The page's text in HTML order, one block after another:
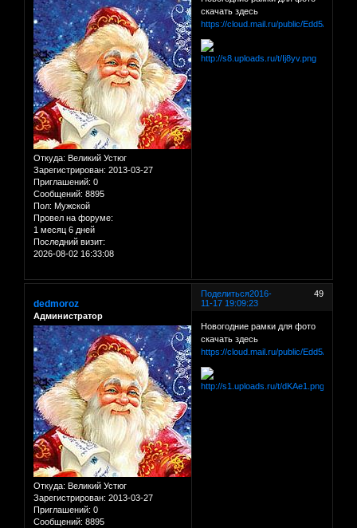
Откуда: Великий Устюг
Зарегистрирован: 2013-03-27
Приглашений: 0
Сообщений: 8895
Пол: Мужской
Провел на форуме:
1 месяц 6 дней
Последний визит:
2026-08-02 16:33:08
скачать здесь
https://cloud.mail.ru/public/Edd5/
Поделиться 49
2016-
11-17 19:09:23
dedmoroz
Администратор
Откуда: Великий Устюг
Зарегистрирован: 2013-03-27
Приглашений: 0
Сообщений: 8895
Новогодние рамки для фото
скачать здесь
https://cloud.mail.ru/public/Edd5/